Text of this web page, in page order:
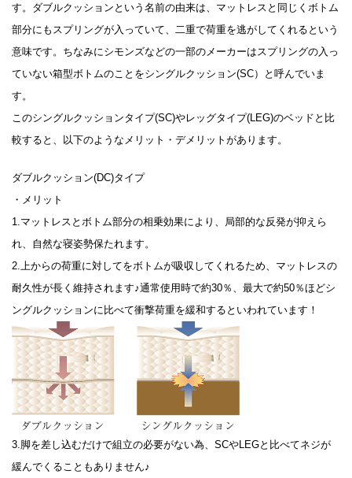
す。ダブルクッションという名前の由来は、マットレスと同じくボトム
部分にもスプリングが入っていて、二重で荷重を逃がしてくれるという
意味です。ちなみにシモンズなどの一部のメーカーはスプリングの入っ
ていない箱型ボトムのことをシングルクッション(SC）と呼んでいま
す。
このシングルクッションタイプ(SC)やレッグタイプ(LEG)のベッドと比
較すると、以下のようなメリット・デメリットがあります。
ダブルクッション(DC)タイプ
・メリット
1.マットレスとボトム部分の相乗効果により、局部的な反発が抑えら
れ、自然な寝姿勢保たれます。
2.上からの荷重に対してをボトムが吸収してくれるため、マットレスの
耐久性が長く維持されます♪通常使用時で約30％、最大で約50％ほどシ
ングルクッションに比べて衝撃荷重を緩和するといわれています！
3.脚を差し込むだけで組立の必要がない為、SCやLEGと比べてネジが
緩んでくることもありません♪